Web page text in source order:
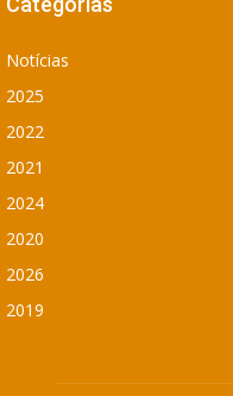
Notícias
2025
2022
2021
2024
2020
2026
2019